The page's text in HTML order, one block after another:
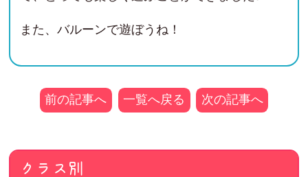
また、バルーンで遊ぼうね！
前の記事へ 一覧へ戻る 次の記事へ
クラス別